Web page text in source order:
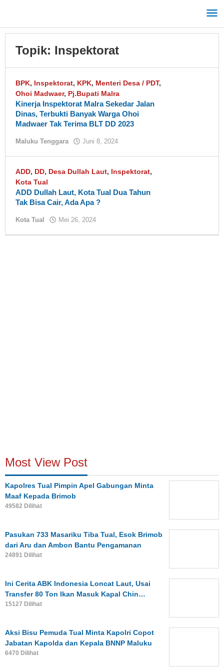
konten
Topik: Inspektorat
BPK, Inspektorat, KPK, Menteri Desa / PDT,
Ohoi Madwaer, Pj.Bupati Malra
Kinerja Inspektorat Malra Sekedar Jalan
Dinas, Terbukti Banyak Warga Ohoi
Madwaer Tak Terima BLT DD 2023
Maluku Tenggara Juni 8, 2024
ADD, DD, Desa Dullah Laut, Inspektorat,
Kota Tual
ADD Dullah Laut, Kota Tual Dua Tahun
Tak Bisa Cair, Ada Apa ?
Kota Tual Mei 26, 2024
Most View Post
Kapolres Tual Pimpin Apel Gabungan Minta
Maaf Kepada Brimob
49582 Dilihat
Pasukan 733 Masariku Tiba Tual, Esok Brimob
dari Aru dan Ambon Bantu Pengamanan
24891 Dilihat
Ini Cerita ABK Indonesia Loncat Laut, Usai
Transfer 80 Ton Ikan Masuk Kapal Chin…
15127 Dilihat
Aksi Bisu Pemuda Tual Minta Kapolri Copot
Jabatan Kapolda dan Kepala BNNP Maluku
6470 Dilihat